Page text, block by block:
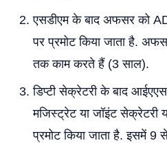
एसडीएम के बाद अफसर को
पर प्रमोट किया जाता है.
तक काम करते हैं (3 साल).
डिप्टी सेक्रेटरी के बाद
मजिस्ट्रेट या जॉइंट सेक्रेटरी
प्रमोट किया जाता है. इसमें